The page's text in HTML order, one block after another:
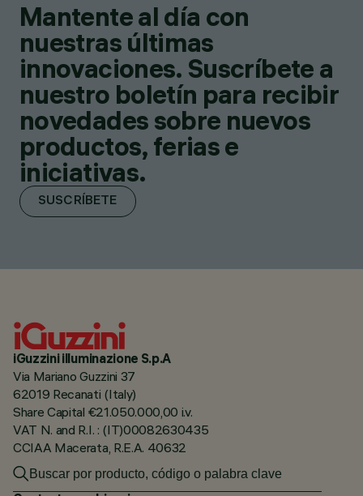
Mantente al día con
nuestras últimas
innovaciones. Suscríbete a
nuestro boletín para recibir
novedades sobre nuevos
productos, ferias e
iniciativas.
SUSCRÍBETE
iGuzzini illuminazione S.p.A
Via Mariano Guzzini 37
62019 Recanati (Italy)
Share Capital €21.050.000,00 i.v.
VAT N. and R.I. : (IT)00082630435
CCIAA Macerata, R.E.A. 40632